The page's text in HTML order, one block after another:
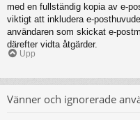
med en fullständig kopia av e-
viktigt att inkludera e-
användaren som skickat e-
därefter vidta åtgärder.
Upp
Vänner och ignorerade